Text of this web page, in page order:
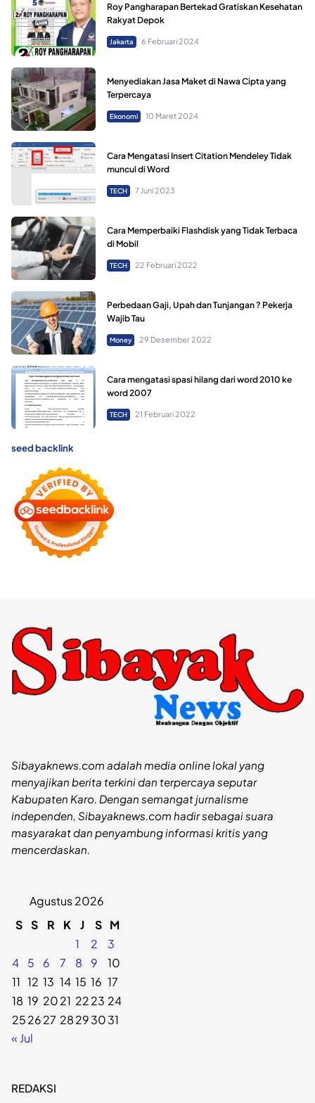
Roy Pangharapan Bertekad Gratiskan Kesehatan
Rakyat Depok
Jakarta 6 Februari 2024
Menyediakan Jasa Maket di Nawa Cipta yang
Terpercaya
Ekonomi 10 Maret 2024
Cara Mengatasi Insert Citation Mendeley Tidak
muncul di Word
TECH 7 Juni 2023
Cara Memperbaiki Flashdisk yang Tidak Terbaca
di Mobil
TECH 22 Februari 2022
Perbedaan Gaji, Upah dan Tunjangan ? Pekerja
Wajib Tau
Money 29 Desember 2022
Cara mengatasi spasi hilang dari word 2010 ke
word 2007
TECH 21 Februari 2022
seed backlink
Sibayaknews.com adalah media online lokal yang
menyajikan berita terkini dan terpercaya seputar
Kabupaten Karo. Dengan semangat jurnalisme
independen, Sibayaknews.com hadir sebagai suara
masyarakat dan penyambung informasi kritis yang
mencerdaskan.
Agustus 2026
S S R K J S M
1
2
3
4
5 6 7 8 9
10
11 12 13 14 15 16 17
18 19 2021 2223 24
252627 28293031
« Jul
REDAKSI